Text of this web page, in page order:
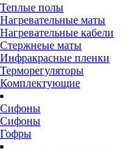
Теплые полы
Нагревательные маты
Нагревательные кабели
Стержнеые маты
Инфракрасные пленки
Терморегуляторы
Комплектующие
Сифоны
Сифоны
Гофры